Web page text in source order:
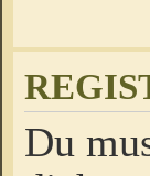
Du